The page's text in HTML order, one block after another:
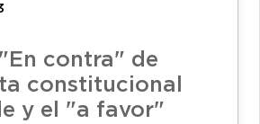
contra" de
constitucional
y el "a favor"